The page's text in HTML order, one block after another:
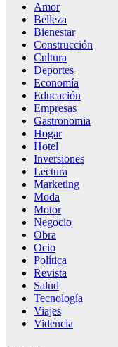
Amor
Belleza
Bienestar
Construcción
Cultura
Deportes
Economía
Educación
Empresas
Gastronomia
Hogar
Hotel
Inversiones
Lectura
Marketing
Moda
Motor
Negocio
Obra
Ocio
Política
Revista
Salud
Tecnología
Viajes
Videncia